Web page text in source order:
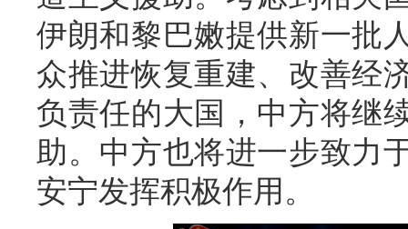
伊朗和黎巴嫩提供新一批
众推进恢复重建、改善经
负责任的大国，中方将继
助。中方也将进一步致力
安宁发挥积极作用。